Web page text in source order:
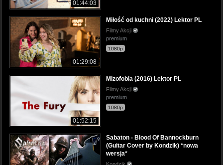
01:44:03
01:29:08
Miłość od kuchni (2022) Lektor PL
Filmy Akcji
premium
1080p
01:52:15
Mizofobia (2016) Lektor PL
Filmy Akcji
premium
1080p
Sabaton - Blood Of Bannockburn
(Guitar Cover by Kondzik) *nowa
wersja*